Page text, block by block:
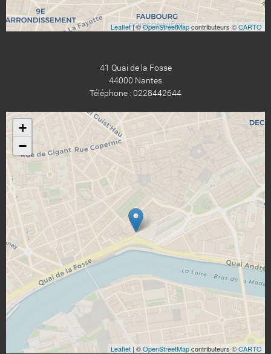
Leaflet| ©OpenStreetMapcontributeurs ©CARTO
41 Quai de la Fosse
44000 Nantes
Téléphone : 0228442644
+
−
Leaflet | ©OpenStreetMapcontributeurs ©CARTO